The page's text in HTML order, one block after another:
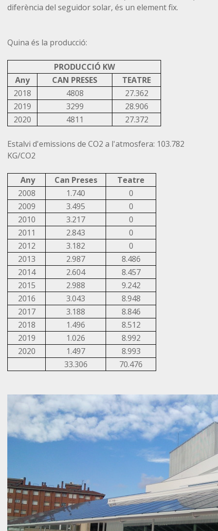
diferència del seguidor solar, és un element fix.
Quina és la producció:
PRODUCCIÓ KW
Any
CAN PRESES
TEATRE
2018
4808
27.362
2019
3299
28.906
2020
4811 27.372
Estalvi d'emissions de CO2 a l'atmosfera: 103.782
KG/CO2
Any Can Preses
Teatre
2008
1.740
0
2009
3.495
0
2010
3.217
0
2011
2.843
0
2012
3.182
0
2013
2.987
8.486
2014
2.604
8.457
2015
2.988
9.242
2016
3.043
8.948
2017
3.188
8.846
2018
1.496
8.512
2019
1.026
8.992
2020
1.497
8.993
33.306
70.476